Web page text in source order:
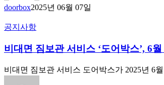
doorbox2025년 06월 07일
공지사항
비대면 짐보관 서비스 ‘도어박스’, 6
비대면 짐보관 서비스 도어박스가 2025년 6